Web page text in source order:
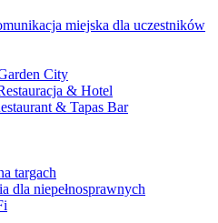
miejska dla uczestników
City
& Hotel
& Tapas Bar
targach
dla niepełnosprawnych